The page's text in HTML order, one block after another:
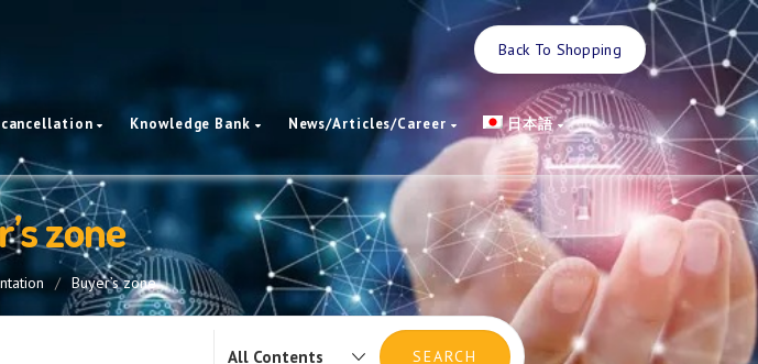
Back To Shopping
cancellation Knowledge Bank News/Articles/Career 日本語
zone
/ Buyer’s zone